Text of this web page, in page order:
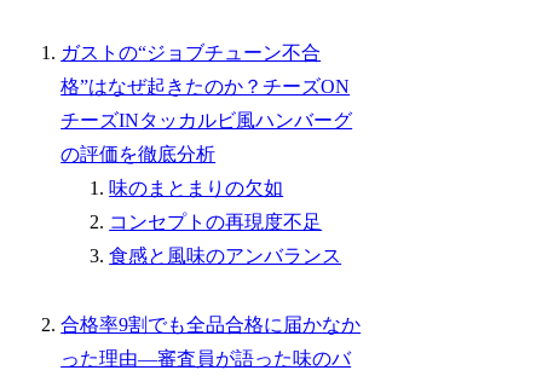
ガストの“ジョブチューン不合
格”はなぜ起きたのか？チーズON
チーズINタッカルビ風ハンバーグ
の評価を徹底分析
味のまとまりの欠如
コンセプトの再現度不足
食感と風味のアンバランス
合格率9割でも全品合格に届かなか
った理由―審査員が語った味のバ